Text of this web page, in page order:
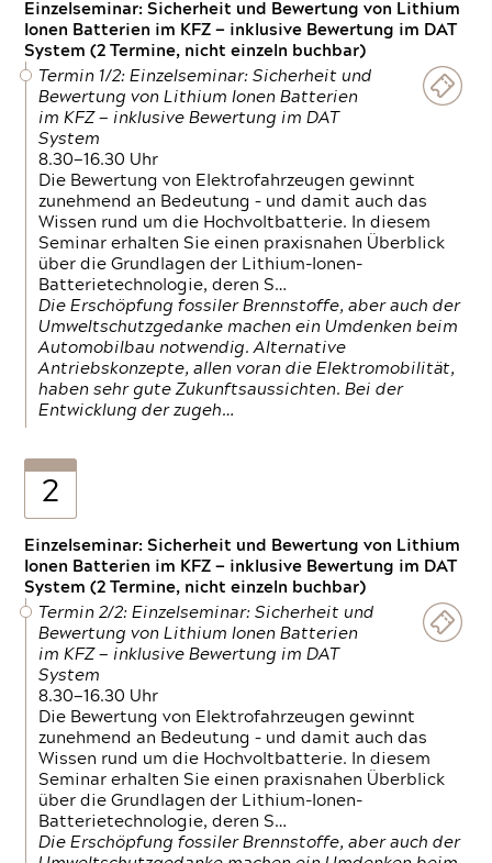
Einzelseminar: Sicherheit und Bewertung von Lithium
Ionen Batterien im KFZ — inklusive Bewertung im DAT
System (2 Termine, nicht einzeln buchbar)
Termin 1/2: Einzelseminar: Sicherheit und
Bewertung von Lithium Ionen Batterien
im KFZ — inklusive Bewertung im DAT
System
8.30—16.30 Uhr
Die Bewertung von Elektrofahrzeugen gewinnt
zunehmend an Bedeutung – und damit auch das
Wissen rund um die Hochvoltbatterie. In diesem
Seminar erhalten Sie einen praxisnahen Überblick
über die Grundlagen der Lithium-Ionen-
Batterietechnologie, deren S…
Die Erschöpfung fossiler Brennstoffe, aber auch der
Umweltschutzgedanke machen ein Umdenken beim
Automobilbau notwendig. Alternative
Antriebskonzepte, allen voran die Elektromobilität,
haben sehr gute Zukunftsaussichten. Bei der
Entwicklung der zugeh…
2
Einzelseminar: Sicherheit und Bewertung von Lithium
Ionen Batterien im KFZ — inklusive Bewertung im DAT
System (2 Termine, nicht einzeln buchbar)
Termin 2/2: Einzelseminar: Sicherheit und
Bewertung von Lithium Ionen Batterien
im KFZ — inklusive Bewertung im DAT
System
8.30—16.30 Uhr
Die Bewertung von Elektrofahrzeugen gewinnt
zunehmend an Bedeutung – und damit auch das
Wissen rund um die Hochvoltbatterie. In diesem
Seminar erhalten Sie einen praxisnahen Überblick
über die Grundlagen der Lithium-Ionen-
Batterietechnologie, deren S…
Die Erschöpfung fossiler Brennstoffe, aber auch der